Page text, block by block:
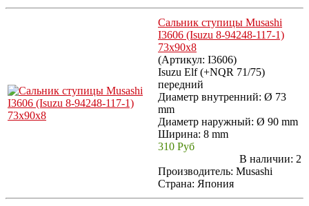
Сальник ступицы Musashi
I3606 (Isuzu 8-94248-117-1)
73x90x8
(Артикул: I3606)
Isuzu Elf (+NQR 71/75)
передний
Диаметр внутренний: Ø 73
mm
Диаметр наружный: Ø 90 mm
Ширина: 8 mm
310 Руб
В наличии: 2
Производитель: Musashi
Страна: Япония